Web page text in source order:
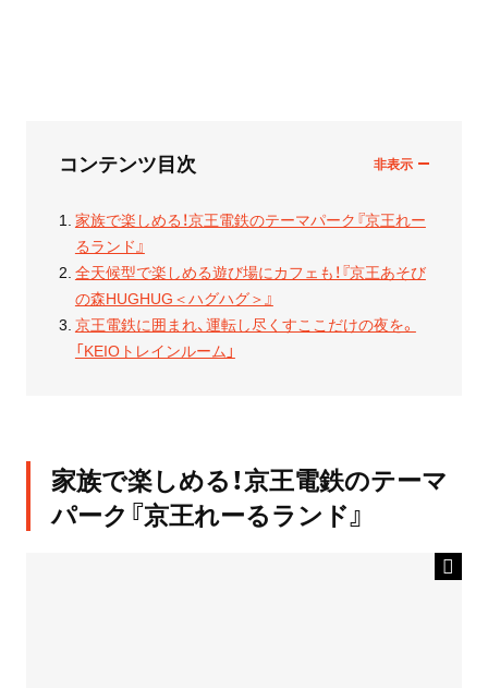
コンテンツ目次
家族で楽しめる！京王電鉄のテーマパーク『京王れー
るランド』
全天候型で楽しめる遊び場にカフェも！『京王あそび
の森HUGHUG＜ハグハグ＞』
京王電鉄に囲まれ、運転し尽くすここだけの夜を。
「KEIOトレインルーム」
家族で楽しめる！京王電鉄のテーマ
パーク『京王れーるランド』